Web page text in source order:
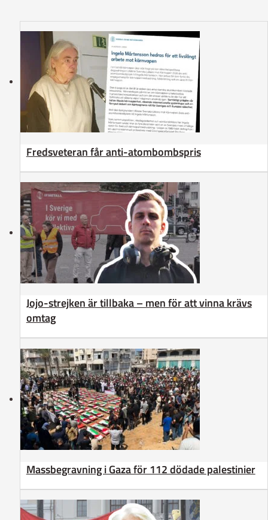
Fredsveteran får anti-atombombspris
Jojo-strejken är tillbaka – men för att vinna krävs
omtag
Massbegravning i Gaza för 112 dödade palestinier